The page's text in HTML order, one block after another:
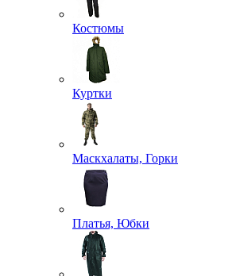
Костюмы
Куртки
Маскхалаты, Горки
Платья, Юбки